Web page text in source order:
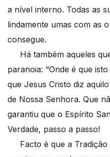
a nível interno. Todas as
lindamente umas com as
consegue.
Há também aqueles
paranoia: “Onde é que
que Jesus Cristo diz
de Nossa Senhora. Que
garantiu que o Espírito
Verdade, passo a passo!
Facto é que a Tradição